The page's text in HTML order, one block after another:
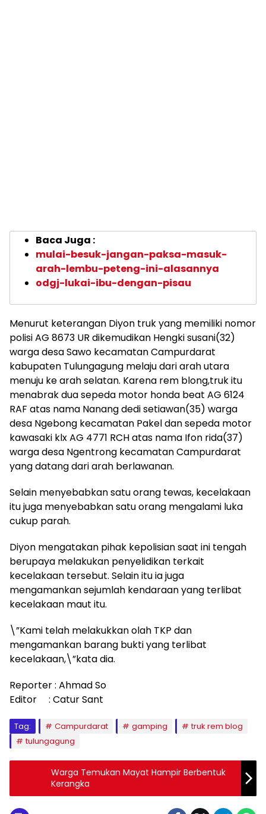
Baca Juga :
mulai-besuk-jangan-paksa-masuk-
arah-lembu-peteng-ini-alasannya
odgj-lukai-ibu-dengan-pisau
Menurut keterangan Diyon truk yang memiliki nomor
polisi AG 8673 UR dikemudikan Hengki susani(32)
warga desa Sawo kecamatan Campurdarat
kabupaten Tulungagung melaju dari arah utara
menuju ke arah selatan. Karena rem blong,truk itu
menabrak dua sepeda motor honda beat AG 6124
RAF atas nama Nanang dedi setiawan(35) warga
desa Ngebong kecamatan Pakel dan sepeda motor
kawasaki klx AG 4771 RCH atas nama Ifon rida(37)
warga desa Ngentrong kecamatan Campurdarat
yang datang dari arah berlawanan.
Selain menyebabkan satu orang tewas, kecelakaan
itu juga menyebabkan satu orang mengalami luka
cukup parah.
Diyon mengatakan pihak kepolisian saat ini tengah
berupaya melakukan penyelidikan terkait
kecelakaan tersebut. Selain itu ia juga
mengamankan sejumlah kendaraan yang terlibat
kecelakaan maut itu.
\”Kami telah melakukkan olah TKP dan
mengamankan barang bukti yang terlibat
kecelakaan,\”kata dia.
Reporter : Ahmad So
Editor : Catur Sant
Tag: Campurdarat gamping
truk rem blog
tulungagung
Warga Temukan Mayat Hampir Berbentuk
Kerangka